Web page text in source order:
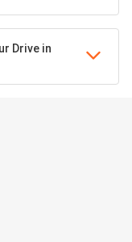
Drive in